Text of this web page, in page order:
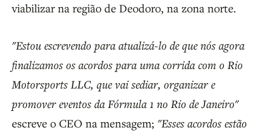
viabilizar na região de Deodoro, na zona norte.
"Estou escrevendo para atualizá-lo de que nós agora
finalizamos os acordos para uma corrida com o Rio
Motorsports LLC, que vai sediar, organizar e
promover eventos da Fórmula 1 no Rio de Janeiro"
escreve o CEO na mensagem; "Esses acordos estão